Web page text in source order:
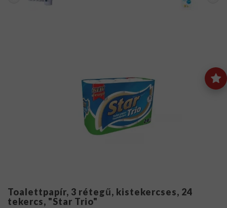
Toalettpapír, 3 rétegű, kistekercses, 24
tekercs, "Star Trio"